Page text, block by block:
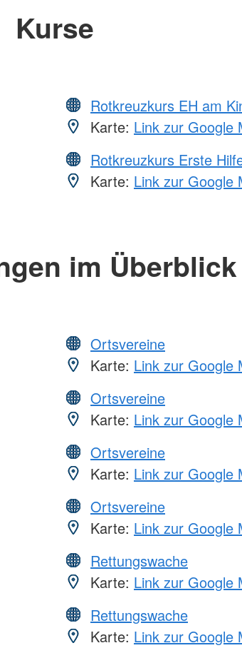
Kurse
Rotkreuzkurs EH am
Karte: Link zur Google
Rotkreuzkurs Erste
Karte: Link zur Google
im Überblick
Ortsvereine
Karte: Link zur Google
Ortsvereine
Karte: Link zur Google
Ortsvereine
Karte: Link zur Google
Ortsvereine
Karte: Link zur Google
Rettungswache
Karte: Link zur Google
Rettungswache
Karte: Link zur Google